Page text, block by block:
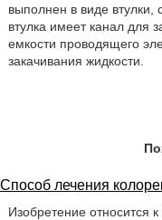
выполнен в виде втулки,
втулка имеет канал для
емкости проводящего
закачивания жидкости.
Способ лечения
Изобретение относится